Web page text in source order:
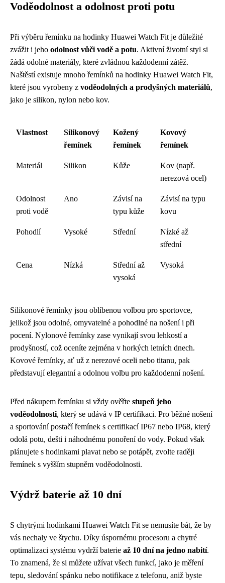
Voděodolnost a odolnost proti potu
Při výběru řemínku na hodinky Huawei Watch Fit je důležité
zvážit i jeho odolnost vůči vodě a potu. Aktivní životní styl si
žádá odolné materiály, které zvládnou každodenní zátěž.
Naštěstí existuje mnoho řemínků na hodinky Huawei Watch Fit,
které jsou vyrobeny z voděodolných a prodyšných materiálů,
jako je silikon, nylon nebo kov.
Vlastnost
Silikonový
řemínek
Kožený
řemínek
Kovový
řemínek
Materiál Silikon Kůže
Kov (např.
nerezová ocel)
Odolnost
proti vodě
Ano
Závisí na
typu kůže
Závisí na typu
kovu
Pohodlí Vysoké Střední
Nízké až
střední
Cena Nízká
Střední až
vysoká
Vysoká
Silikonové řemínky jsou oblíbenou volbou pro sportovce,
jelikož jsou odolné, omyvatelné a pohodlné na nošení i při
pocení. Nylonové řemínky zase vynikají svou lehkostí a
prodyšností, což oceníte zejména v horkých letních dnech.
Kovové řemínky, ať už z nerezové oceli nebo titanu, pak
představují elegantní a odolnou volbu pro každodenní nošení.
Před nákupem řemínku si vždy ověřte stupeň jeho
voděodolnosti, který se udává v IP certifikaci. Pro běžné nošení
a sportování postačí řemínek s certifikací IP67 nebo IP68, který
odolá potu, dešti i náhodnému ponoření do vody. Pokud však
plánujete s hodinkami plavat nebo se potápět, zvolte raději
řemínek s vyšším stupněm voděodolnosti.
Výdrž baterie až 10 dní
S chytrými hodinkami Huawei Watch Fit se nemusíte bát, že by
vás nechaly ve štychu. Díky úspornému procesoru a chytré
optimalizaci systému vydrží baterie až 10 dní na jedno nabití.
To znamená, že si můžete užívat všech funkcí, jako je měření
tepu, sledování spánku nebo notifikace z telefonu, aniž byste